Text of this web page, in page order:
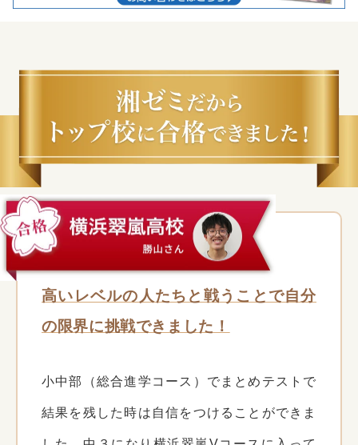
高いレベルの人たちと戦うことで自分
の限界に挑戦できました！
小中部（総合進学コース）でまとめテストで
結果を残した時は自信をつけることができま